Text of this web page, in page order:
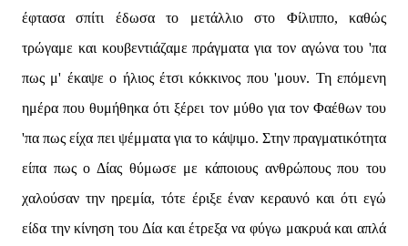
έφτασα σπίτι έδωσα το μετάλλιο στο Φίλιππο, καθώς
τρώγαμε και κουβεντιάζαμε πράγματα για τον αγώνα του 'πα
πως μ' έκαψε ο ήλιος έτσι κόκκινος που 'μουν. Τη επόμενη
ημέρα που θυμήθηκα ότι ξέρει τον μύθο για τον Φαέθων του
'πα πως είχα πει ψέμματα για το κάψιμο. Στην πραγματικότητα
είπα πως ο Δίας θύμωσε με κάποιους ανθρώπους που του
χαλούσαν την ηρεμία, τότε έριξε έναν κεραυνό και ότι εγώ
είδα την κίνηση του Δία και έτρεξα να φύγω μακρυά και απλά